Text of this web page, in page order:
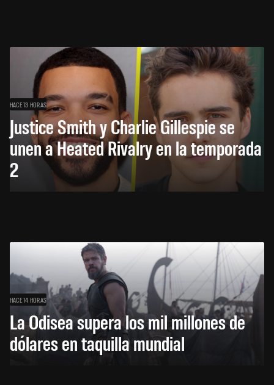
HACE 13 HORAS
Justice Smith y Charlie Gillespie se
unen a Heated Rivalry en la temporada
2
HACE 14 HORAS
La Odisea supera los mil millones de
dólares en taquilla mundial